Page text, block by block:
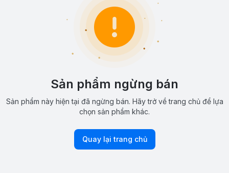
Sản phẩm ngừng bán
Sản phẩm này hiện tại đã ngừng bán. Hãy trở về trang chủ để lựa
chọn sản phẩm khác.
Quay lại trang chủ